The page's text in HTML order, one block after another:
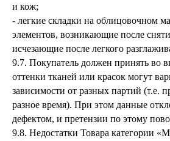
и кож;
- легкие складки на облицовочном
элементов, возникающие после
исчезающие после легкого
9.7. Покупатель должен принять во
оттенки тканей или красок могут
зависимости от разных партий (т.е.
разное время). При этом данные
дефектом, и претензии по этому
9.8. Недостатки Товара категории